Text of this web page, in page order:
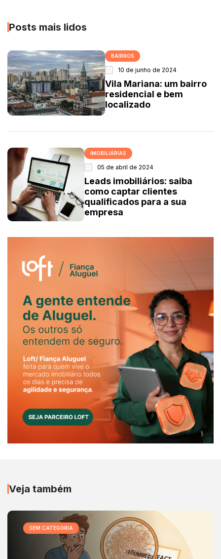
Posts mais lidos
BAIRROS
10 de junho de 2024
Vila Mariana: um bairro
residencial e bem
localizado
IMOBILIÁRIAS
05 de abril de 2024
Leads imobiliários: saiba
como captar clientes
qualificados para a sua
empresa
Veja também
SEM CATEGORIA